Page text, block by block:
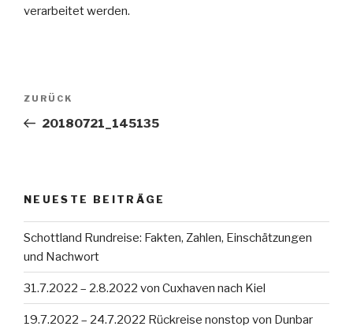
verarbeitet werden.
Beitragsnavigation
Vorheriger
Beitrag
ZURÜCK
20180721_145135
NEUESTE BEITRÄGE
Schottland Rundreise: Fakten, Zahlen, Einschätzungen
und Nachwort
31.7.2022 – 2.8.2022 von Cuxhaven nach Kiel
19.7.2022 – 24.7.2022 Rückreise nonstop von Dunbar